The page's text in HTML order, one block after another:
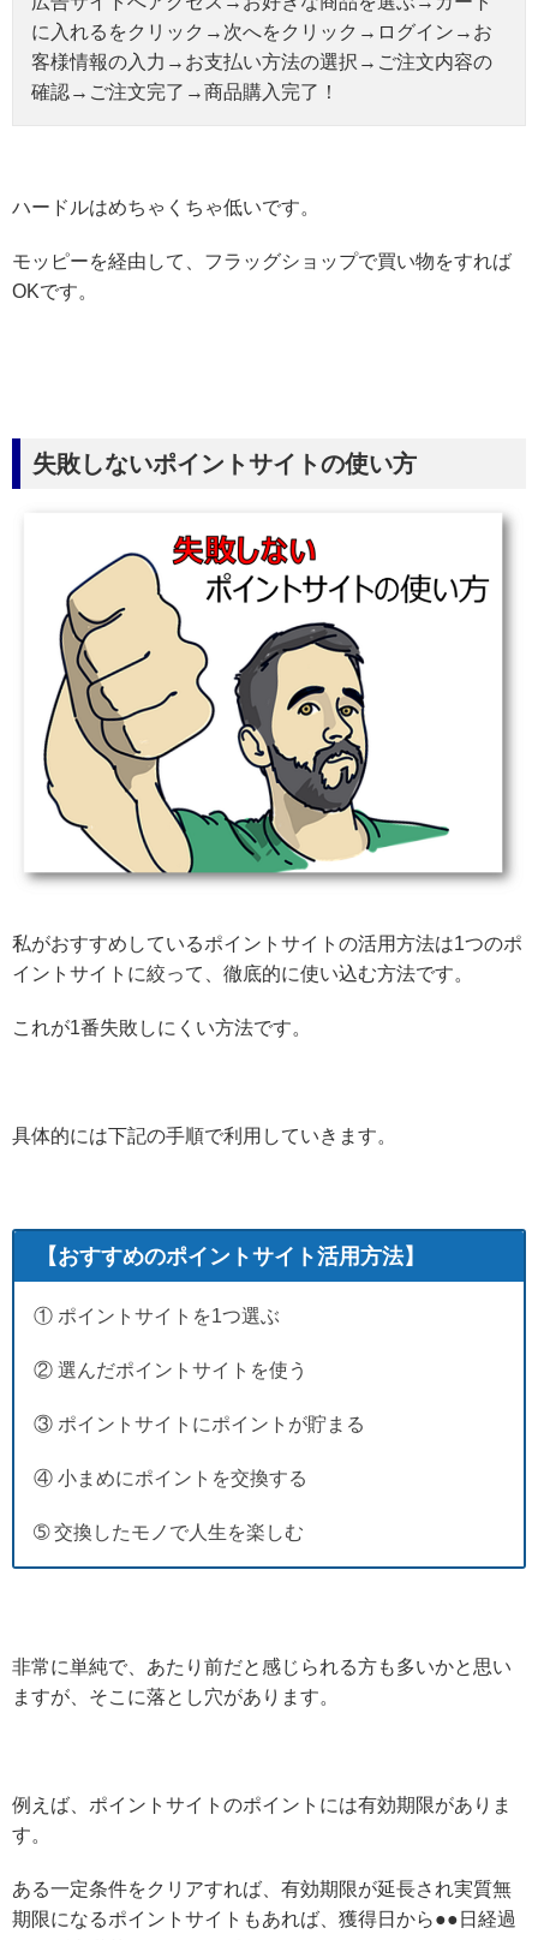
に入れるをクリック→次へをクリック→ログイン→お
客様情報の入力→お支払い方法の選択→ご注文内容の
確認→ご注文完了→商品購入完了！
ハードルはめちゃくちゃ低いです。
モッピーを経由して、フラッグショップで買い物をすれば
OKです。
失敗しないポイントサイトの使い方
私がおすすめしているポイントサイトの活用方法は1つのポ
イントサイトに絞って、徹底的に使い込む方法です。
これが1番失敗しにくい方法です。
具体的には下記の手順で利用していきます。
【おすすめのポイントサイト活用方法】
① ポイントサイトを1つ選ぶ
② 選んだポイントサイトを使う
③ ポイントサイトにポイントが貯まる
④ 小まめにポイントを交換する
➄ 交換したモノで人生を楽しむ
非常に単純で、あたり前だと感じられる方も多いかと思い
ますが、そこに落とし穴があります。
例えば、ポイントサイトのポイントには有効期限がありま
す。
ある一定条件をクリアすれば、有効期限が延長され実質無
期限になるポイントサイトもあれば、獲得日から●●日経過